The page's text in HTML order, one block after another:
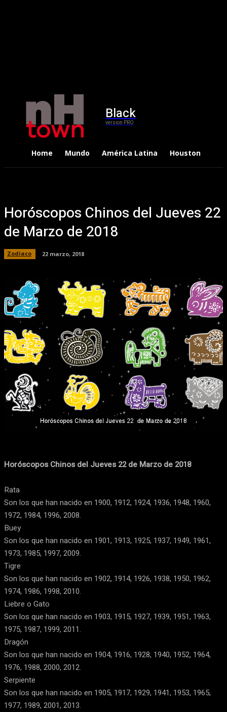
Black
version PRO
Home Mundo América Latina Houston
Horóscopos Chinos del Jueves 22
de Marzo de 2018
Zodiaco 22 marzo, 2018
Facebook WhatsApp
Horóscopos Chinos del Jueves 22 de Marzo de 2018
Rata
Son los que han nacido en 1900, 1912, 1924, 1936, 1948, 1960,
1972, 1984, 1996, 2008.
Buey
Son los que han nacido en 1901, 1913, 1925, 1937, 1949, 1961,
1973, 1985, 1997, 2009.
Tigre
Son los que han nacido en 1902, 1914, 1926, 1938, 1950, 1962,
1974, 1986, 1998, 2010.
Liebre o Gato
Son los que han nacido en 1903, 1915, 1927, 1939, 1951, 1963,
1975, 1987, 1999, 2011.
Dragón
Son los que han nacido en 1904, 1916, 1928, 1940, 1952, 1964,
1976, 1988, 2000, 2012.
Serpiente
Son los que han nacido en 1905, 1917, 1929, 1941, 1953, 1965,
1977, 1989, 2001, 2013.